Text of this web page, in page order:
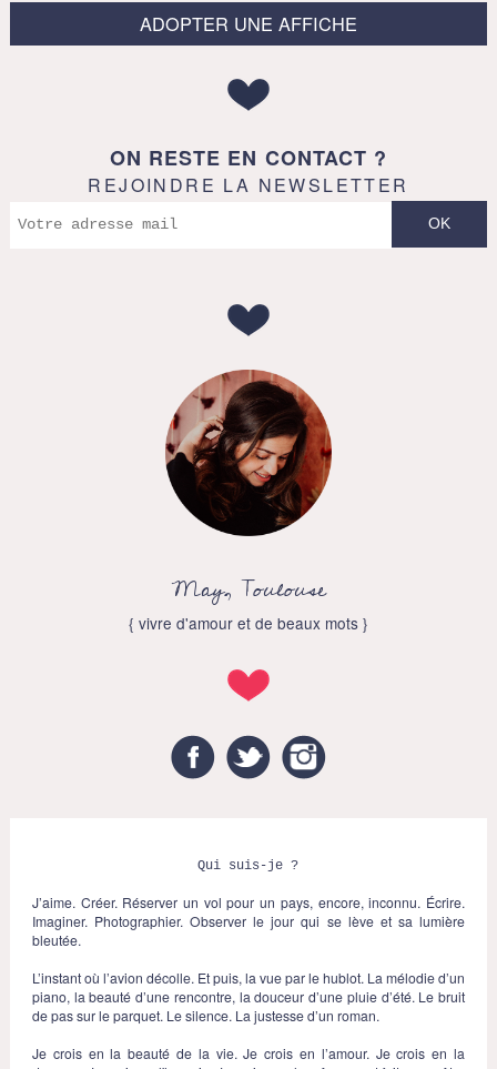
ADOPTER UNE AFFICHE
ON RESTE EN CONTACT ?
REJOINDRE LA NEWSLETTER
May, Toulouse
{ vivre d'amour et de beaux mots }
FacebookTwitter
Qui suis-je ?
J’aime. Créer. Réserver un vol pour un pays, encore, inconnu. Écrire.
Imaginer. Photographier. Observer le jour qui se lève et sa lumière
bleutée.
L’instant où l’avion décolle. Et puis, la vue par le hublot. La mélodie d’un
piano, la beauté d’une rencontre, la douceur d’une pluie d’été. Le bruit
de pas sur le parquet. Le silence. La justesse d’un roman.
Je crois en la beauté de la vie. Je crois en l’amour. Je crois en la